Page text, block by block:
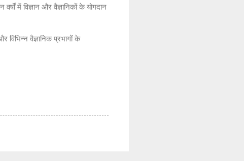
में विज्ञान और वैज्ञानिकों के योगदान
विभिन्न वैज्ञानिक प्रभागों के